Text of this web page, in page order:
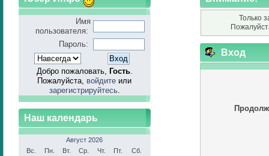
Имя
пользователя:
Пароль:
Добро пожаловать, Гость.
Пожалуйста, войдите или
зарегистрируйтесь.
Наш календарь
Август 2026
Вс.
Пн. Вт. Ср. Чт. Пт.
Сб.
Только
Вход